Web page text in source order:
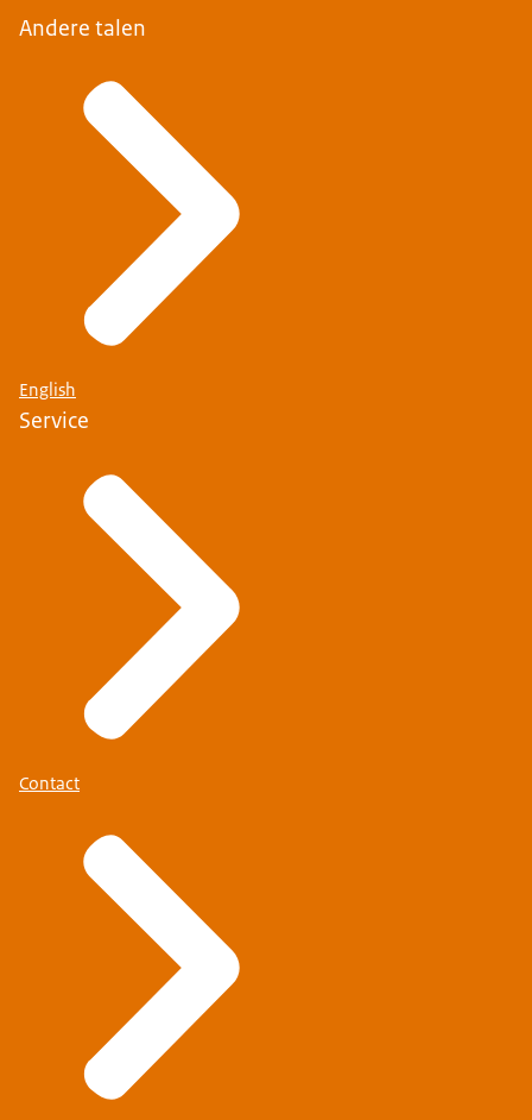
Andere talen
English
Service
Contact